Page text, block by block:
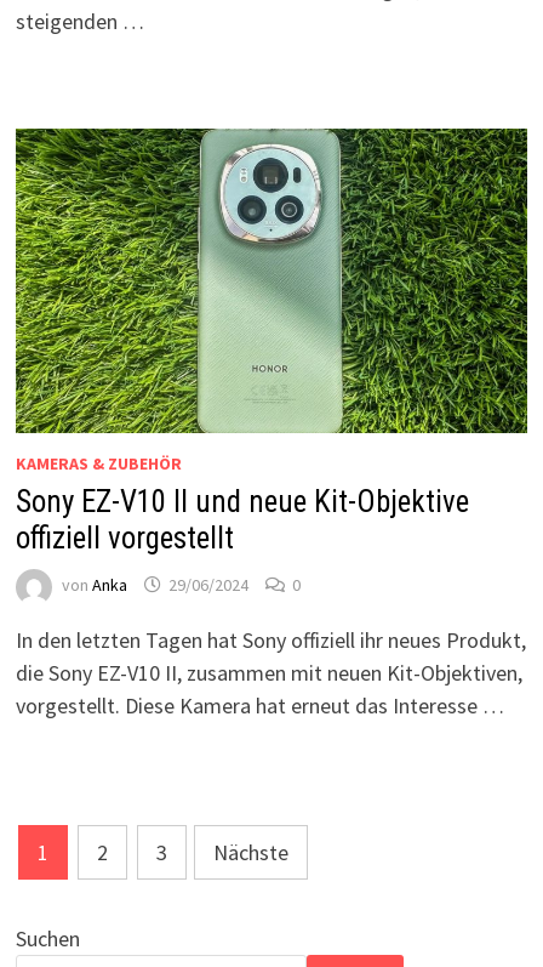
steigenden …
KAMERAS & ZUBEHÖR
Sony EZ-V10 II und neue Kit-Objektive
offiziell vorgestellt
von Anka 29/06/2024 0
In den letzten Tagen hat Sony offiziell ihr neues Produkt,
die Sony EZ-V10 II, zusammen mit neuen Kit-Objektiven,
vorgestellt. Diese Kamera hat erneut das Interesse …
Seitennummerierung
der
Beiträge
1 2 3 Nächste
Suchen